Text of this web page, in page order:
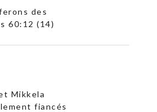
des
60:12 (14)
Mikkela
fiancés